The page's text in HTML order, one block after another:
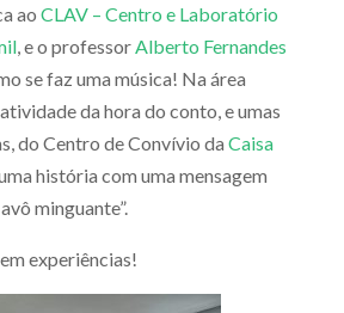
ao CLAV – Centro e Laboratório
, e o professor Alberto Fernandes
se faz uma música! Na área
da hora do conto, e umas
do Centro de Convívio da Caisa
história com uma mensagem
minguante”.
experiências!